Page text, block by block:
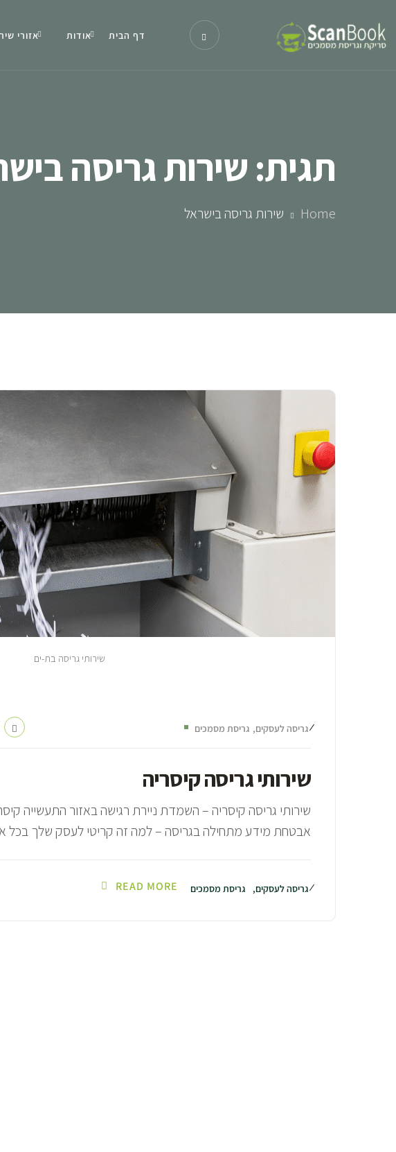
דף הבית אודות אזורי
תגית:שירות גריסה
Home שירות גריסה בישראל
שירותי גריסה בת-ים
שירותי גריסה קיסריה
גריסה לעסקים גריסת מסמכים
שירותי גריסה קיסריה – השמדת ניירת רגישה באזור התעשייה
אבטחת מידע מתחילה בגריסה – למה זה קריטי לעסק שלך בכל
גריסה לעסקים גריסת מסמכים READ MORE